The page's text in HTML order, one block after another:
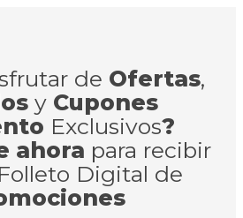
de Ofertas,
y Cupones
Exclusivos?
ahora para recibir
Digital de